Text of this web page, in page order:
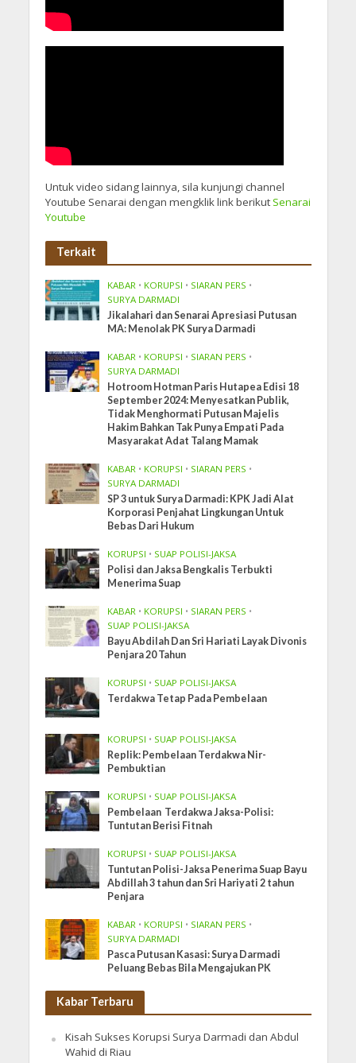
Untuk video sidang lainnya, sila kunjungi channel
Youtube Senarai dengan mengklik link berikutSenarai
Youtube
Terkait
KABAR • KORUPSI • SIARAN PERS •
SURYA DARMADI
Jikalahari dan Senarai Apresiasi Putusan
MA: Menolak PK Surya Darmadi
KABAR • KORUPSI • SIARAN PERS •
SURYA DARMADI
Hotroom Hotman Paris Hutapea Edisi 18
September 2024: Menyesatkan Publik,
Tidak Menghormati Putusan Majelis
Hakim Bahkan Tak Punya Empati Pada
Masyarakat Adat Talang Mamak
KABAR • KORUPSI • SIARAN PERS •
SURYA DARMADI
SP 3 untuk Surya Darmadi: KPK Jadi Alat
Korporasi Penjahat Lingkungan Untuk
Bebas Dari Hukum
KORUPSI • SUAP POLISI-JAKSA
Polisi dan Jaksa Bengkalis Terbukti
Menerima Suap
KABAR • KORUPSI • SIARAN PERS •
SUAP POLISI-JAKSA
Bayu Abdilah Dan Sri Hariati Layak Divonis
Penjara 20 Tahun
KORUPSI • SUAP POLISI-JAKSA
Terdakwa Tetap Pada Pembelaan
KORUPSI • SUAP POLISI-JAKSA
Replik: Pembelaan Terdakwa Nir-
Pembuktian
KORUPSI • SUAP POLISI-JAKSA
Pembelaan Terdakwa Jaksa-Polisi:
Tuntutan Berisi Fitnah
KORUPSI • SUAP POLISI-JAKSA
Tuntutan Polisi-Jaksa Penerima Suap Bayu
Abdillah 3 tahun dan Sri Hariyati 2 tahun
Penjara
KABAR • KORUPSI • SIARAN PERS •
SURYA DARMADI
Pasca Putusan Kasasi: Surya Darmadi
Peluang Bebas Bila Mengajukan PK
Kabar Terbaru
Kisah Sukses Korupsi Surya Darmadi dan Abdul
Wahid di Riau